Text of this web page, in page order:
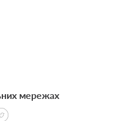
мережах